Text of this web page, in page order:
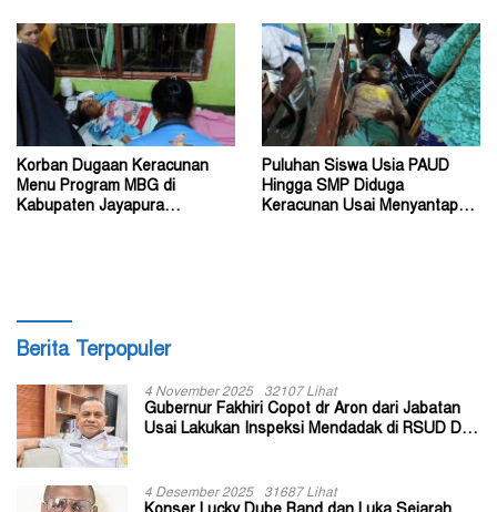
Korban Dugaan Keracunan
Menu Program MBG di
Kabupaten Jayapura
Puluhan Siswa Usia PAUD
Hingga SMP Diduga
Keracunan Usai Menyantap
Berita Terpopuler
4 November 2025 32107 Lihat
Gubernur Fakhiri Copot dr Aron dari Jabatan
Usai Lakukan Inspeksi Mendadak di RSUD Dok
4 Desember 2025 31687 Lihat